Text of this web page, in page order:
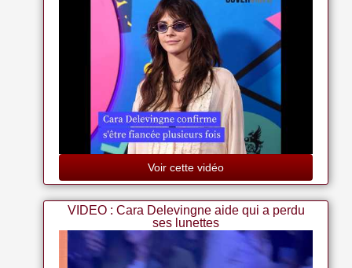
Voir cette vidéo
VIDEO : Cara Delevingne aide qui a perdu
ses lunettes